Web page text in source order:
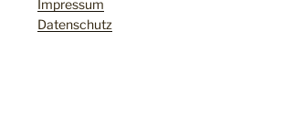
Impressum
Datenschutz